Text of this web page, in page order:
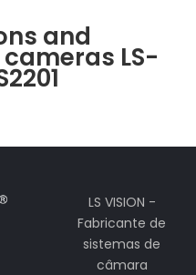
and
LS-
LS VISION -
Fabricante de
sistemas de
câmara